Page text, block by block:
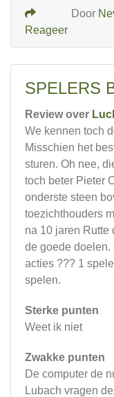
Door
Reageer
SPELERS
Review over
We kennen toch
Misschien het
sturen. Oh nee,
toch beter Pieter
onderste steen
toezichthouders
na 10 jaren Rutte
de goede doelen.
acties ??? 1
spelen.
Sterke punten
Weet ik niet
Zwakke punten
De computer de
Lubach vragen